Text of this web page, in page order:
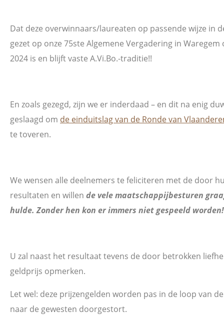
Dat deze overwinnaars/laureaten op passende wijze in
gezet op onze 75ste Algemene Vergadering in
2024 is en blijft vaste A.Vi.Bo.-traditie!!
En zoals gezegd, zijn we er inderdaad – en dit na enig
geslaagd om de einduitslag van de Ronde van
te toveren.
We wensen alle deelnemers te feliciteren met de door
resultaten en willen de vele maatschappijbesturen
hulde. Zonder hen kon er immers niet gespeeld
U zal naast het resultaat tevens de door betrokken
geldprijs opmerken.
Let wel: deze prijzengelden worden pas in de loop van
naar de gewesten doorgestort.